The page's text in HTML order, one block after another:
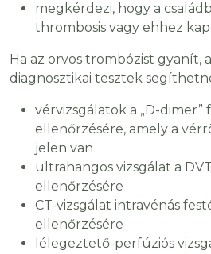
megkérdezi, hogy a
thrombosis vagy ehhez
Ha az orvos trombózist gyanít,
diagnosztikai tesztek
vérvizsgálatok a „D-
ellenőrzésére, amely a
jelen van
ultrahangos vizsgálat a
ellenőrzésére
CT-vizsgálat intravénás
ellenőrzésére
lélegeztető-perfúziós